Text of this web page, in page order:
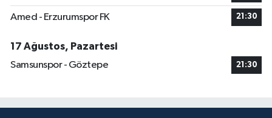
Amed - Erzurumspor FK 21:30
17 Ağustos, Pazartesi
Samsunspor - Göztepe
21:30